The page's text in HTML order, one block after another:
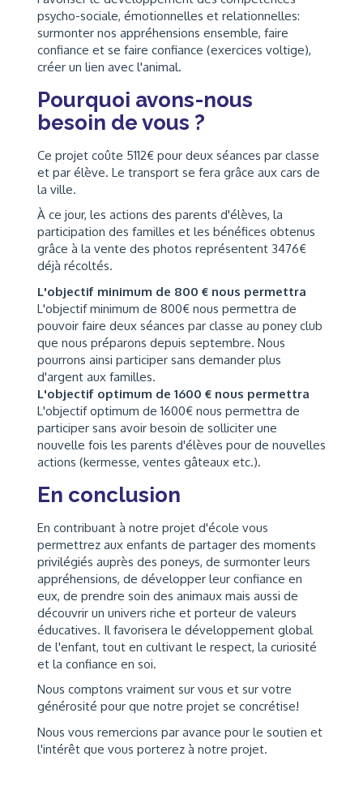
psycho-sociale, émotionnelles et relationnelles:
surmonter nos appréhensions ensemble, faire
confiance et se faire confiance (exercices voltige),
créer un lien avec l'animal.
Pourquoi avons-nous
besoin de vous ?
Ce projet coûte 5112€ pour deux séances par classe
et par élève. Le transport se fera grâce aux cars de
la ville.
À ce jour, les actions des parents d'élèves, la
participation des familles et les bénéfices obtenus
grâce à la vente des photos représentent 3476€
déjà récoltés.
L'objectif minimum de 800 € nous permettra
L'objectif minimum de 800€ nous permettra de
pouvoir faire deux séances par classe au poney club
que nous préparons depuis septembre. Nous
pourrons ainsi participer sans demander plus
d'argent aux familles.
L'objectif optimum de 1600 € nous permettra
L'objectif optimum de 1600€ nous permettra de
participer sans avoir besoin de solliciter une
nouvelle fois les parents d'élèves pour de nouvelles
actions (kermesse, ventes gâteaux etc.).
En conclusion
En contribuant à notre projet d'école vous
permettrez aux enfants de partager des moments
privilégiés auprès des poneys, de surmonter leurs
appréhensions, de développer leur confiance en
eux, de prendre soin des animaux mais aussi de
découvrir un univers riche et porteur de valeurs
éducatives. Il favorisera le développement global
de l'enfant, tout en cultivant le respect, la curiosité
et la confiance en soi.
Nous comptons vraiment sur vous et sur votre
générosité pour que notre projet se concrétise!
Nous vous remercions par avance pour le soutien et
l'intérêt que vous porterez à notre projet.